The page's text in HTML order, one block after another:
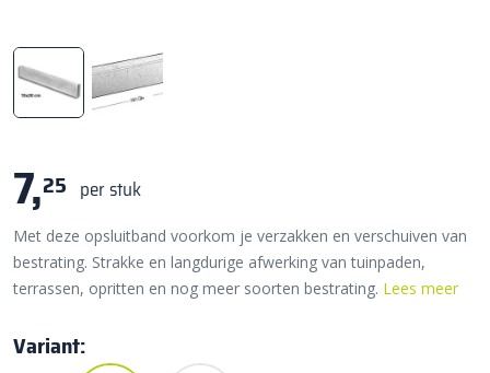
7,25 per stuk
Met deze opsluitband voorkom je verzakken en verschuiven van
bestrating. Strakke en langdurige afwerking van tuinpaden,
terrassen, opritten en nog meer soorten bestrating. Lees meer
Variant: